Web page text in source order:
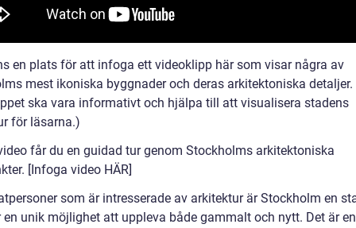
en plats för att infoga ett videoklipp här som visar några av
mest ikoniska byggnader och deras arkitektoniska detaljer.
ska vara informativt och hjälpa till att visualisera stadens
för läsarna.)
får du en guidad tur genom Stockholms arkitektoniska
[Infoga video HÄR]
som är intresserade av arkitektur är Stockholm en
en unik möjlighet att uppleva både gammalt och nytt. Det är